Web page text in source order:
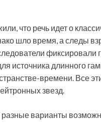
что речь идет о
шло время, а следы
фиксировали
источника длинного
времени. Все
звезд.
варианты